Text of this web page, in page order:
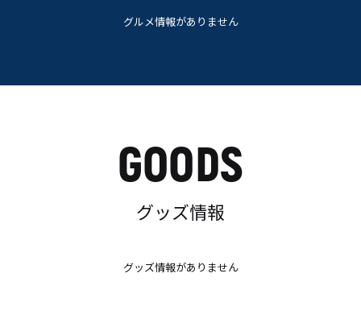
グルメ情報がありません
GOODS
グッズ情報
グッズ情報がありません